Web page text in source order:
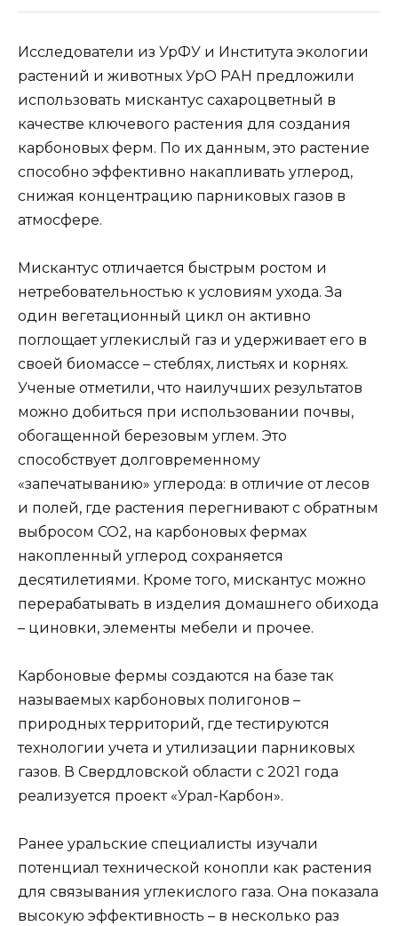
Исследователи из УрФУ и Института экологии
растений и животных УрО РАН предложили
использовать мискантус сахароцветный в
качестве ключевого растения для создания
карбоновых ферм. По их данным, это растение
способно эффективно накапливать углерод,
снижая концентрацию парниковых газов в
атмосфере.
Мискантус отличается быстрым ростом и
нетребовательностью к условиям ухода. За
один вегетационный цикл он активно
поглощает углекислый газ и удерживает его в
своей биомассе – стеблях, листьях и корнях.
Ученые отметили, что наилучших результатов
можно добиться при использовании почвы,
обогащенной березовым углем. Это
способствует долговременному
«запечатыванию» углерода: в отличие от лесов
и полей, где растения перегнивают с обратным
выбросом CO2, на карбоновых фермах
накопленный углерод сохраняется
десятилетиями. Кроме того, мискантус можно
перерабатывать в изделия домашнего обихода
– циновки, элементы мебели и прочее.
Карбоновые фермы создаются на базе так
называемых карбоновых полигонов –
природных территорий, где тестируются
технологии учета и утилизации парниковых
газов. В Свердловской области с 2021 года
реализуется проект «Урал-Карбон».
Ранее уральские специалисты изучали
потенциал технической конопли как растения
для связывания углекислого газа. Она показала
высокую эффективность – в несколько раз